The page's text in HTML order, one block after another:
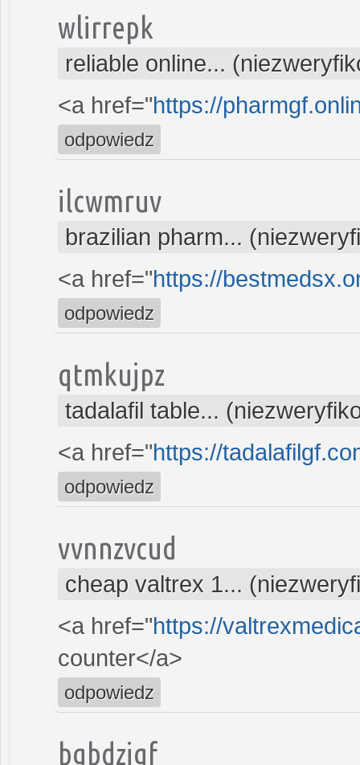
wlirrepk
reliable online...
<a href="https://
odpowiedz
ilcwmruv
brazilian pharm...
<a href="https://
odpowiedz
qtmkujpz
tadalafil table...
<a href="https://
odpowiedz
vvnnzvcud
cheap valtrex 1...
<a href="https://
counter</a>
odpowiedz
bgbdzjgf